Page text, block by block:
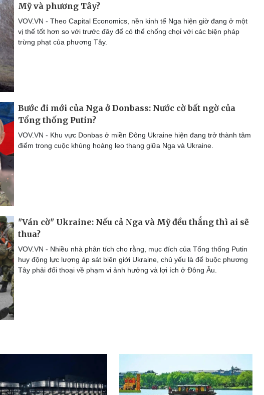
Mỹ và phương Tây?
VOV.VN - Theo Capital Economics, nền kinh tế Nga hiện giờ đang ở một
vị thế tốt hơn so với trước đây để có thể chống chọi với các biện pháp
trừng phạt của phương Tây.
Bước đi mới của Nga ở Donbass: Nước cờ bất ngờ của
Tổng thống Putin?
VOV.VN - Khu vực Donbas ở miền Đông Ukraine hiện đang trở thành tâm
điểm trong cuộc khủng hoảng leo thang giữa Nga và Ukraine.
"Ván cờ" Ukraine: Nếu cả Nga và Mỹ đều thắng thì ai sẽ
thua?
VOV.VN - Nhiều nhà phân tích cho rằng, mục đích của Tổng thống Putin
huy động lực lượng áp sát biên giới Ukraine, chủ yếu là để buộc phương
Tây phải đối thoại về phạm vi ảnh hưởng và lợi ích ở Đông Âu.